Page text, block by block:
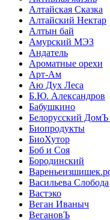
Алтайская Сказка
Алтайский Нектар
Алтын бай
Амурский МЭЗ
Андатель
Ароматные орехи
Арт-Ам
Аю Дух Леса
Б.Ю. Александров
Бабушкино
Белорусский ДомЪ
Биопродукты
БиоХутор
Боб и Соя
Бородинский
Васильева Слобода
Вастэко
Веган Иваныч
ВегановЪ